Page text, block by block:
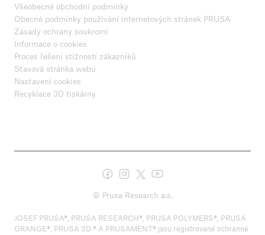
Všeobecné obchodní podmínky
Obecné podmínky používání internetových stránek PRUSA
Zásady ochrany soukromí
Informace o cookies
Proces řešení stížností zákazníků
Stavová stránka webu
Nastavení cookies
Recyklace 3D tiskárny
© Prusa Research a.s.
JOSEF PRUSA®, PRUSA RESEARCH®, PRUSA POLYMERS®, PRUSA
ORANGE®, PRUSA 3D ® A PRUSAMENT® jsou registrované ochranné